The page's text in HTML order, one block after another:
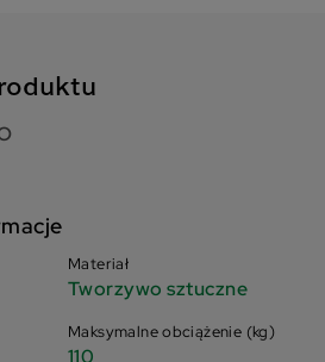
Materiał
Tworzywo sztuczne
Maksymalne obciążenie (kg)
110